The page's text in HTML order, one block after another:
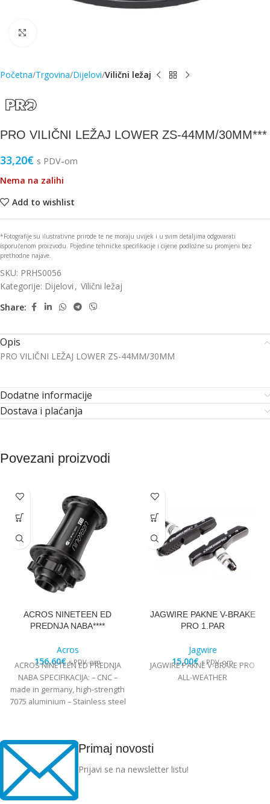
Početna Trgovina Dijelovi Vilični ležaj
PRO VILIČNI LEŽAJ LOWER ZS-44MM/30MM***
33,20€ s PDV-om
Nema na zalihi
Add to wishlist
*Fotografije su ilustrativne prirode te ne moraju uvijek i u svim detaljima odgovarati
isporučenom proizvodu. Pojedine tehničke specifikacije i cijene podložne su promjeni bez
prethodne najave.
SKU: PRHS0056
Kategorije: Dijelovi , Vilični ležaj
Share:
Opis
PRO VILIČNI LEŽAJ LOWER ZS-44MM/30MM
Dodatne informacije
Dostava i plaćanja
Povezani proizvodi
ACROS NINETEEN ED
PREDNJA NABA****
Acros
156,60€ s PDV-om
ACROS NINETEEN ED PREDNJA
NABA SPECIFIKACIJA: – CNC –
made in germany, high-strength
7075 aluminium – Stainless steel
JAGWIRE PAKNE V-BRAKE
PRO 1.PAR
Jagwire
15,00€ s PDV-om
JAGWIRE PAKNE V-BRAKE PRO
ALL-WEATHER
Primaj novosti
Prijavi se na newsletter listu!